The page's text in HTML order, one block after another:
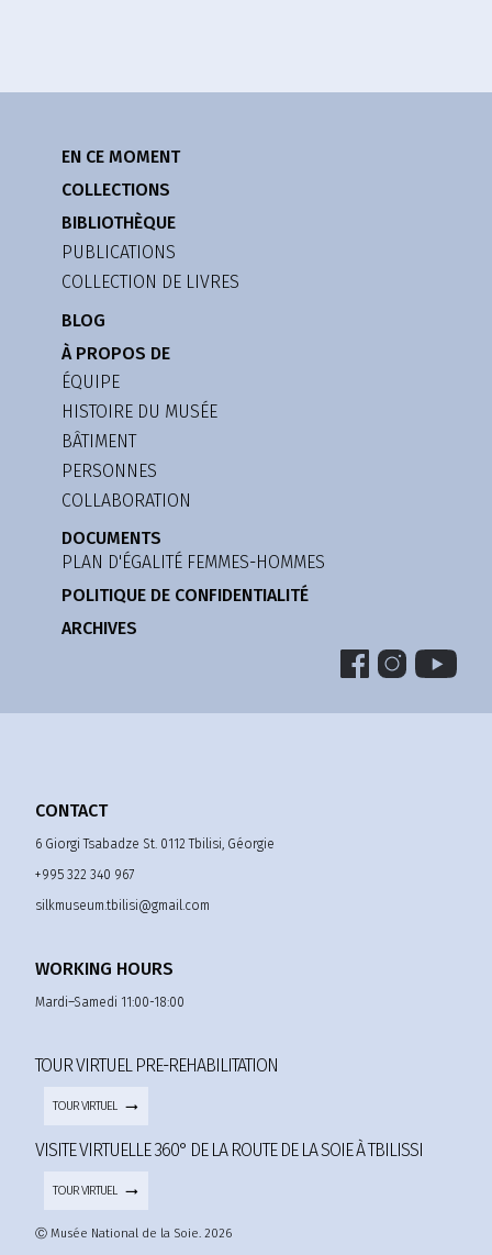
s'inscrire au programme:
EN CE MOMENT
COLLECTIONS
BIBLIOTHÈQUE
PUBLICATIONS
COLLECTION DE LIVRES
BLOG
À PROPOS DE
ÉQUIPE
HISTOIRE DU MUSÉE
BÂTIMENT
PERSONNES
COLLABORATION
DOCUMENTS
PLAN D'ÉGALITÉ FEMMES-HOMMES
POLITIQUE DE CONFIDENTIALITÉ
ARCHIVES
CONTACT
6 Giorgi Tsabadze St. 0112 Tbilisi, Géorgie
+995 322 340 967
silkmuseum.tbilisi@gmail.com
WORKING HOURS
Mardi–Samedi 11:00-18:00
TOUR VIRTUEL PRE-REHABILITATION
TOUR VIRTUEL
VISITE VIRTUELLE 360° DE LA ROUTE DE LA SOIE À TBILISSI
TOUR VIRTUEL
Ⓒ Musée National de la Soie. 2026